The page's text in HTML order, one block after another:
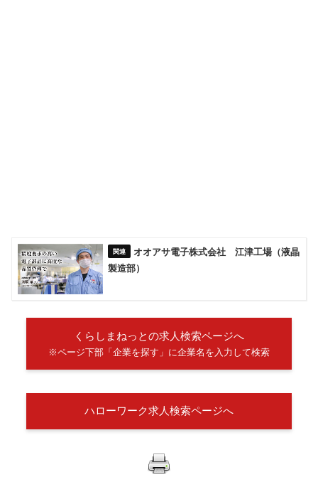
オオアサ電子株式会社 江津工場（液晶
製造部）
くらしまねっとの求人検索ページへ
※ページ下部「企業を探す」に企業名を入力して検索
ハローワーク求人検索ページへ